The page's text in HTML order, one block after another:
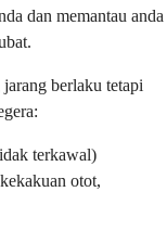
dan memantau anda
berlaku tetapi
terkawal)
otot,